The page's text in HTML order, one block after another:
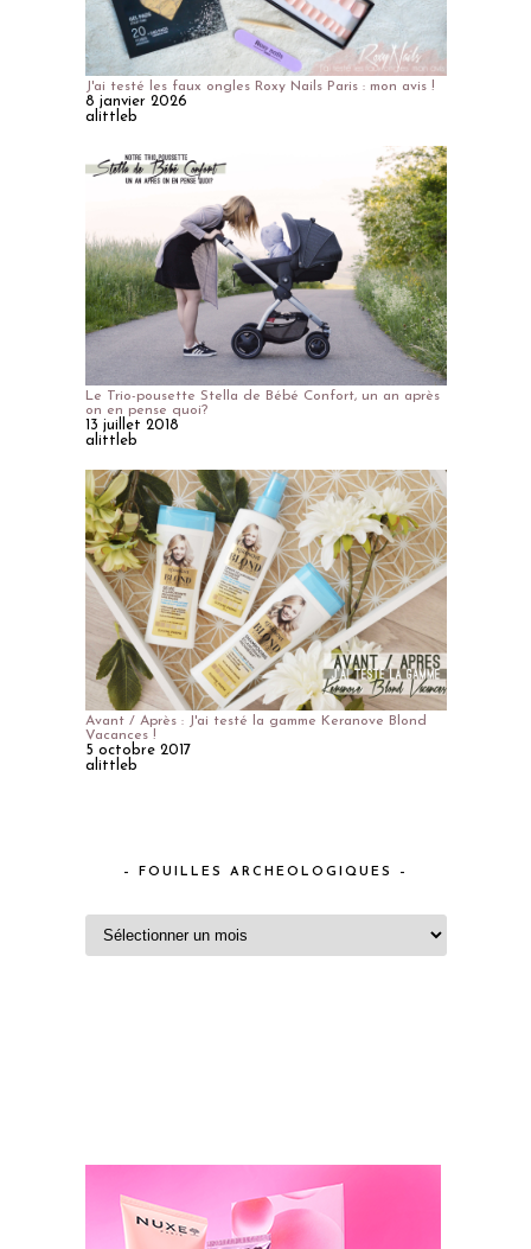
J'ai testé les faux ongles Roxy Nails Paris : mon avis !
8 janvier 2026
alittleb
Le Trio-pousette Stella de Bébé Confort, un an après
on en pense quoi?
13 juillet 2018
alittleb
Avant / Après : J'ai testé la gamme Keranove Blond
Vacances !
5 octobre 2017
alittleb
– FOUILLES ARCHEOLOGIQUES –